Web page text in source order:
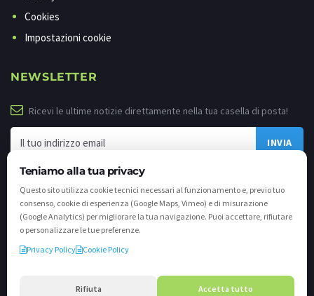
Teniamo alla tua privacy
Questo sito utilizza cookie tecnici necessari al funzionamento e, previo tuo
consenso, cookie di esperienza (Google Maps, Vimeo) e di misurazione
(Google Analytics) per migliorare la tua navigazione. Puoi accettare, rifiutare
o personalizzare le tue preferenze.
Privacy Policy
Cookie Policy
Rifiuta Accetta tutto
Cookies
Impostazioni cookie
NEWSLETTER
Ricevi le ultime notizie direttamente nella tua casella di posta!
Darfo Boario Terme (Bs) P.IVA e C.F. 02539810982 - REA / CCIAA (Bs) n. 458309